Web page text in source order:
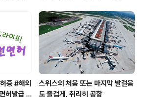
Opera Garnier
증 #해외
허발급 #
스위스의 처음 또는 마지막 발걸음
도 즐겁게, 취리히 공항